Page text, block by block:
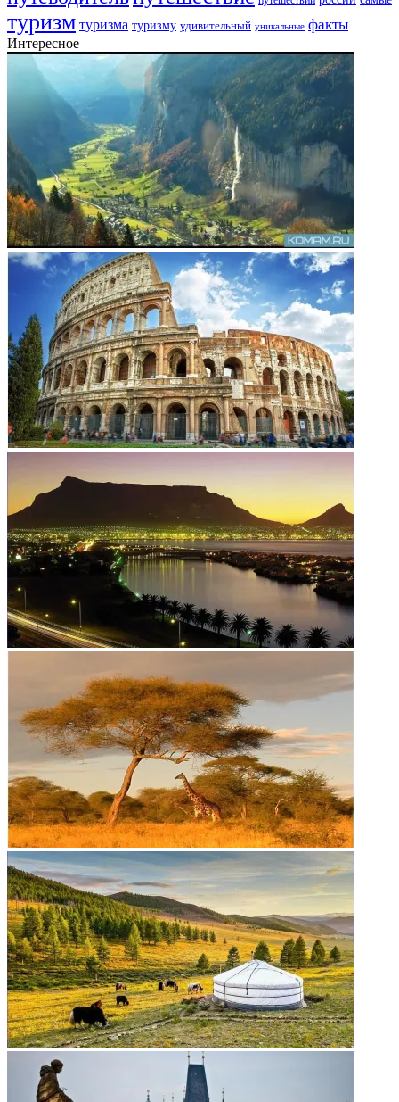
туризм туризма туризму удивительный уникальные факты
Интересное